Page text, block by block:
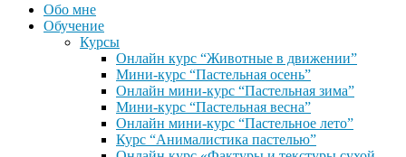
Обо мне
Обучение
Курсы
Онлайн курс “Животные в движении”
Мини-курс “Пастельная осень”
Онлайн мини-курс “Пастельная зима”
Мини-курс “Пастельная весна”
Онлайн мини-курс “Пастельное лето”
Курс “Анималистика пастелью”